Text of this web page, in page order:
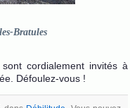
Bratules
cordialement invités à
Défoulez-vous !